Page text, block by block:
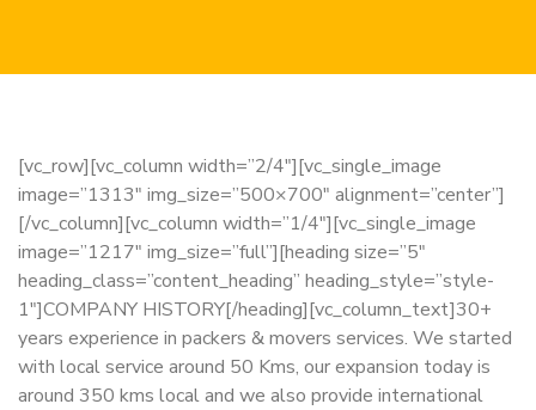
[vc_row][vc_column width=”2/4″][vc_single_image
image=”1313″ img_size=”500×700″ alignment=”center”]
[/vc_column][vc_column width=”1/4″][vc_single_image
image=”1217″ img_size=”full”][heading size=”5″
heading_class=”content_heading” heading_style=”style-
1″]COMPANY HISTORY[/heading][vc_column_text]30+
years experience in packers & movers services. We started
with local service around 50 Kms, our expansion today is
around 350 kms local and we also provide international